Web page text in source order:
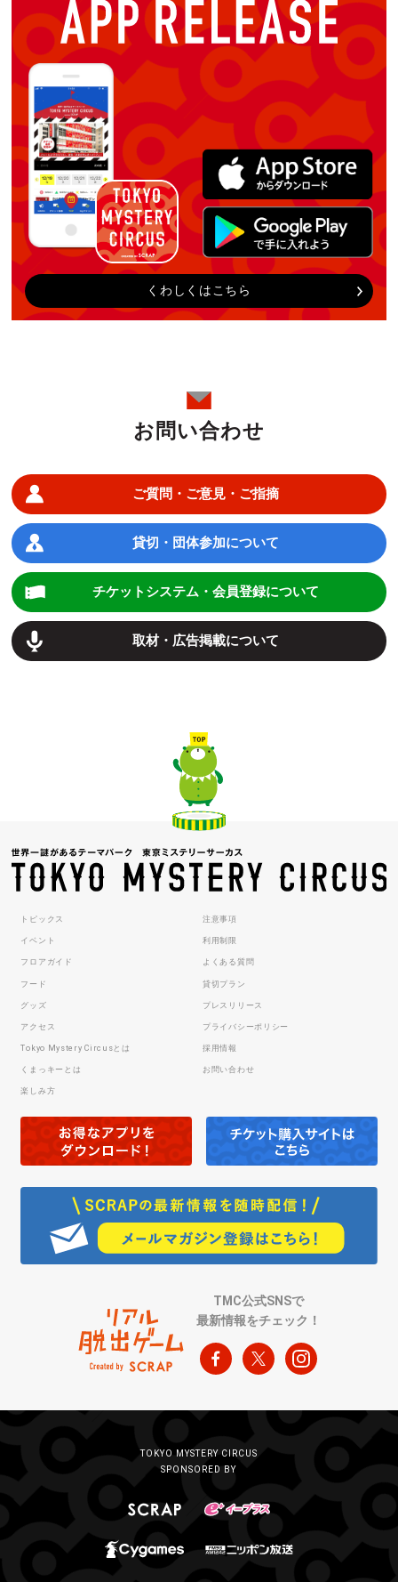
くわしくはこちら
お問い合わせ
ご質問・ご意見・ご指摘
貸切・団体参加について
チケットシステム・会員登録について
取材・広告掲載について
トピックス
イベント
フロアガイド
フード
グッズ
アクセス
Tokyo Mystery Circusとは
くまっキーとは
楽しみ方
注意事項
利用制限
よくある質問
貸切プラン
プレスリリース
プライバシーポリシー
採用情報
お問い合わせ
TMC公式SNSで
最新情報をチェック！
TOKYO MYSTERY CIRCUS
SPONSORED BY